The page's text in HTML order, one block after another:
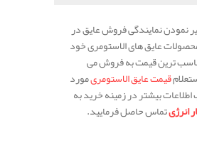
نمودن نمایندگی فروش عایق در
عایق های الاستومری خود
ترین قیمت به فروش می
قیمت عایق الاستومریمورد
بیشتر در زمینه خرید به
انرژیتماس حاصل فرمایید.